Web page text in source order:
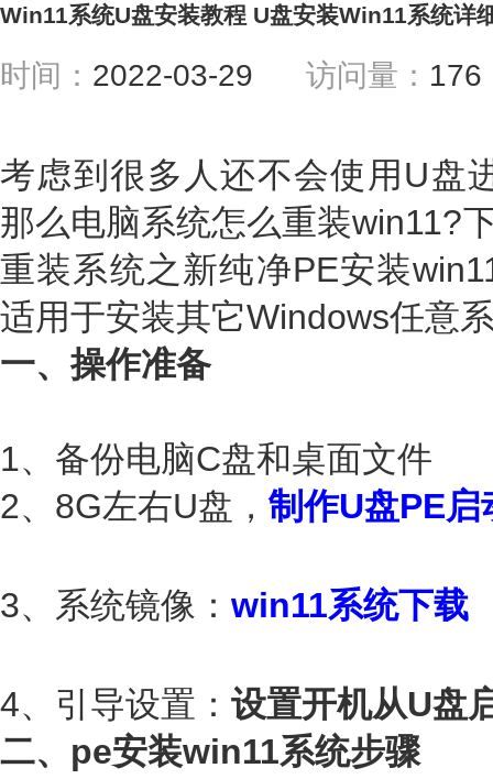
Win11系统U盘安装教程 U盘安装Win11系统详
时间： 2022-03-29 访问量：
考虑到很多人还不会使用U盘
那么电脑系统怎么重装win11?
重装系统之新纯净PE安装
适用于安装其它Windows任意
一、操作准备
1、备份电脑C盘和桌面文件
2、8G左右U盘， 制作U盘PE启
3、系统镜像： win11系统下载
4、引导设置： 设置开机从U盘
二、pe安装win11系统步骤